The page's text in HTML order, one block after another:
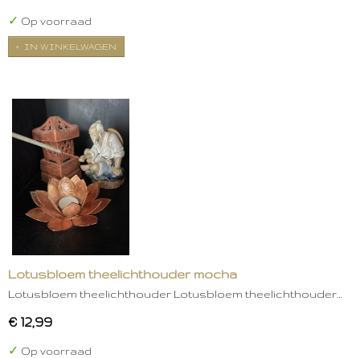
✓ Op voorraad
IN WINKELWAGEN
Lotusbloem theelichthouder mocha
Lotusbloem theelichthouder Lotusbloem theelichthouder…
€ 12,99
✓ Op voorraad